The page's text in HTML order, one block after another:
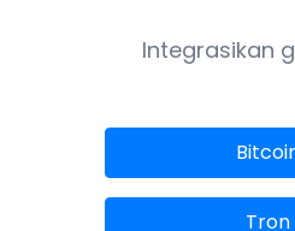
Integrasikan
Tron